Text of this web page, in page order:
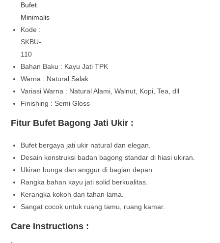
Bufet
Minimalis
Kode :
SKBU-
110
Bahan Baku : Kayu Jati TPK
Warna : Natural Salak
Variasi Warna : Natural Alami, Walnut, Kopi, Tea, dll
Finishing : Semi Gloss
Fitur Bufet Bagong Jati Ukir :
Bufet bergaya jati ukir natural dan elegan.
Desain konstruksi badan bagong standar di hiasi ukiran.
Ukiran bunga dan anggur di bagian depan.
Rangka bahan kayu jati solid berkualitas.
Kerangka kokoh dan tahan lama.
Sangat cocok untuk ruang tamu, ruang kamar.
Care Instructions :